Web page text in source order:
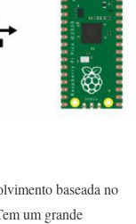
baseada no
um grande